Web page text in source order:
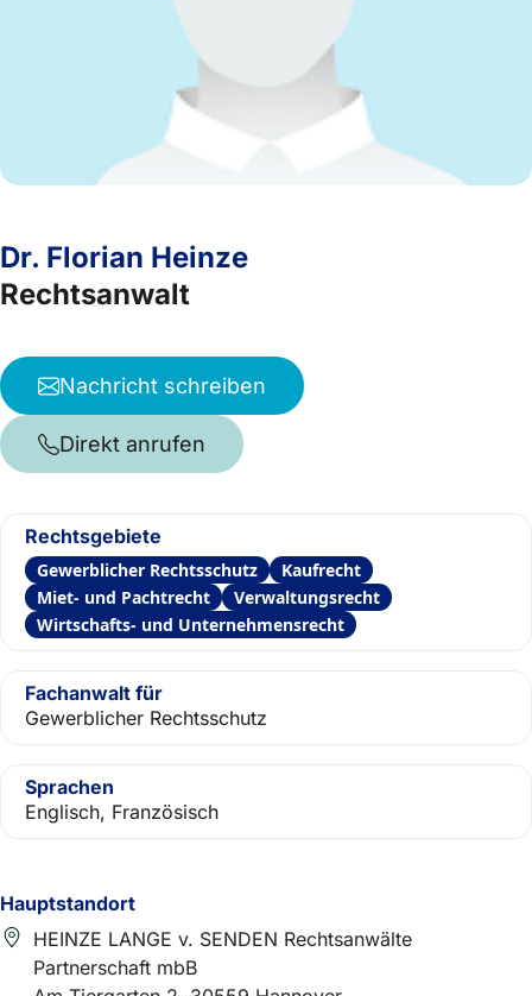
Hauptstandort
HEINZE LANGE v. SENDEN Rechtsanwälte
Partnerschaft mbB
Dr. Florian Heinze
Rechtsanwalt
Nachricht schreiben
Direkt anrufen
Rechtsgebiete
Gewerblicher Rechtsschutz
Kaufrecht
Miet- und Pachtrecht
Verwaltungsrecht
Wirtschafts- und Unternehmensrecht
Fachanwalt für
Gewerblicher Rechtsschutz
Sprachen
Englisch, Französisch